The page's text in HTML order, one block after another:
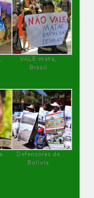
VALE mata,
Brasil
Defensoras de
Bolivia